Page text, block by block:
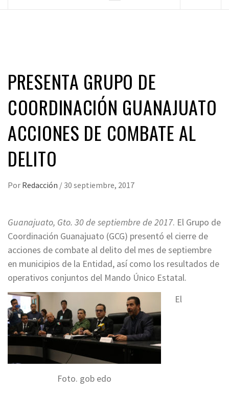
PRESENTA GRUPO DE
COORDINACIÓN GUANAJUATO
ACCIONES DE COMBATE AL
DELITO
Por Redacción / 30 septiembre, 2017
Guanajuato, Gto. 30 de septiembre de 2017. El Grupo de
Coordinación Guanajuato (GCG) presentó el cierre de
acciones de combate al delito del mes de septiembre
en municipios de la Entidad, así como los resultados de
operativos conjuntos del Mando Único Estatal.
Foto. gob edo
El